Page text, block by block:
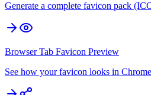
Generate a complete favicon pack
Browser Tab Favicon Preview
See how your favicon looks in